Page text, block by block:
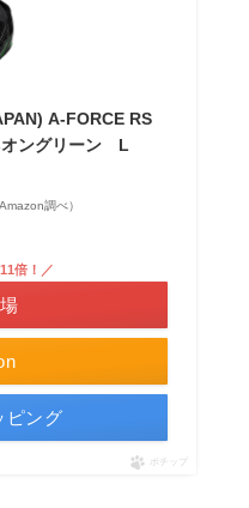
A-FORCE RS
オングリーン L
調べ）
倍！／
ピング
ポチップ